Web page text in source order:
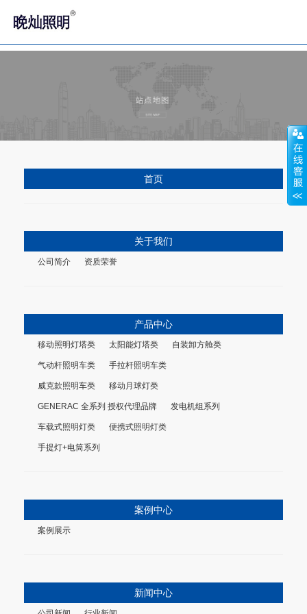
首页
关于我们
公司简介 资质荣誉
产品中心
移动照明灯塔类 太阳能灯塔类 自装卸方舱类
气动杆照明车类 手拉杆照明车类
威克款照明车类 移动月球灯类
GENERAC 全系列 授权代理品牌 发电机组系列
车载式照明灯类 便携式照明灯类
手提灯+电筒系列
案例中心
案例展示
新闻中心